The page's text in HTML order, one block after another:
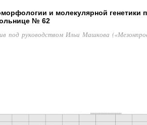
и молекулярной генетики
№ 62
под руководством Ильи Машкова